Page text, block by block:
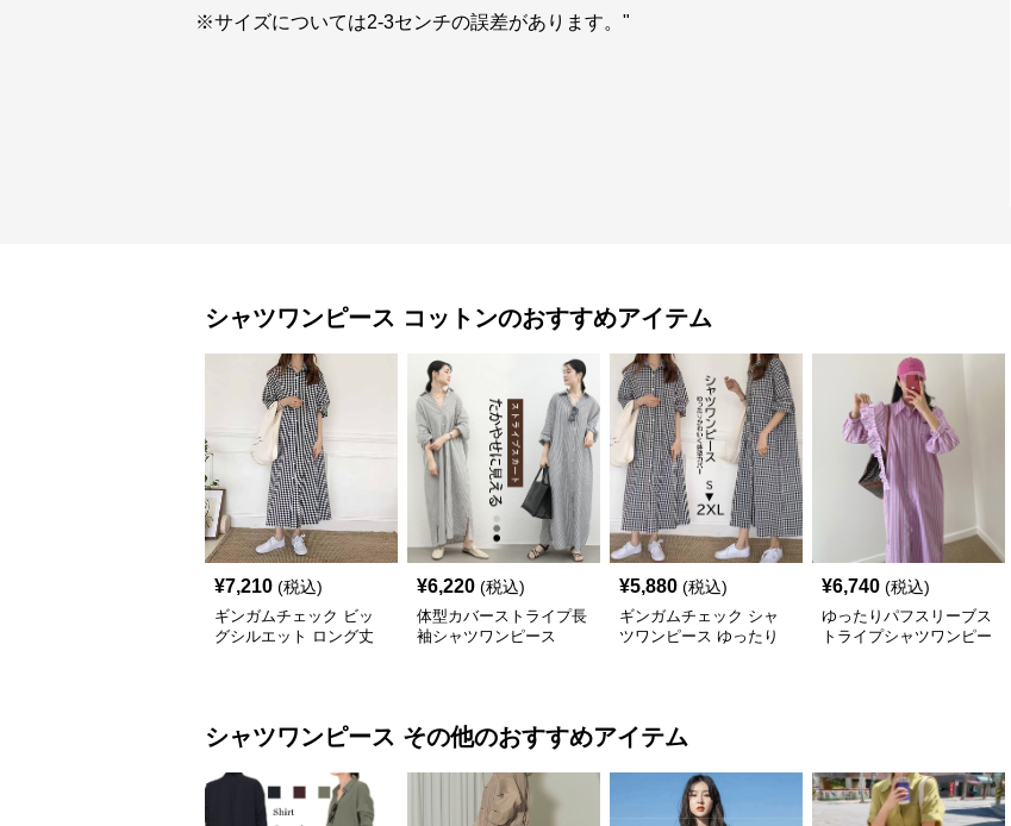
※サイズについては2-3センチの誤差があります。"
シャツワンピース コットンのおすすめアイテム
¥7,210 (税込)
ギンガムチェック ビッ
グシルエット ロング丈
¥6,220 (税込)
体型カバーストライプ長
袖シャツワンピース
¥5,880 (税込)
ギンガムチェック シャ
ツワンピース ゆったり
¥6,740 (税込)
ゆったりパフスリーブス
トライプシャツワンピー
シャツワンピース その他のおすすめアイテム